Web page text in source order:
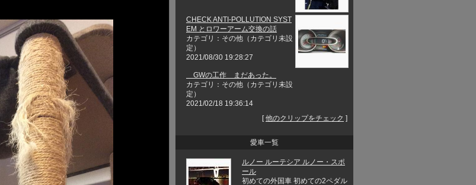
CHECK ANTI-POLLUTION SYST
EM とロワーアーム交換の話
カテゴリ：その他（カテゴリ未設
定）
2021/08/30 19:28:27
GWの工作 まだあった。
カテゴリ：その他（カテゴリ未設
定）
2021/02/18 19:36:14
[他のクリップをチェック ]
愛車一覧
ルノー ルーテシア ルノー・スポ
ール
初めての外国車 初めての2ペダル